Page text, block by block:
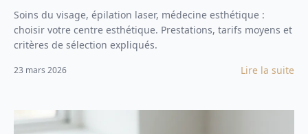
Soins du visage, épilation laser, médecine esthétique :
choisir votre centre esthétique. Prestations, tarifs moyens et
critères de sélection expliqués.
23 mars 2026 Lire la suite